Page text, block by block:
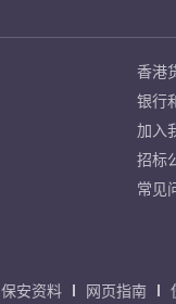
香港
银行
加入
招标
常见
保安资料 网页指南